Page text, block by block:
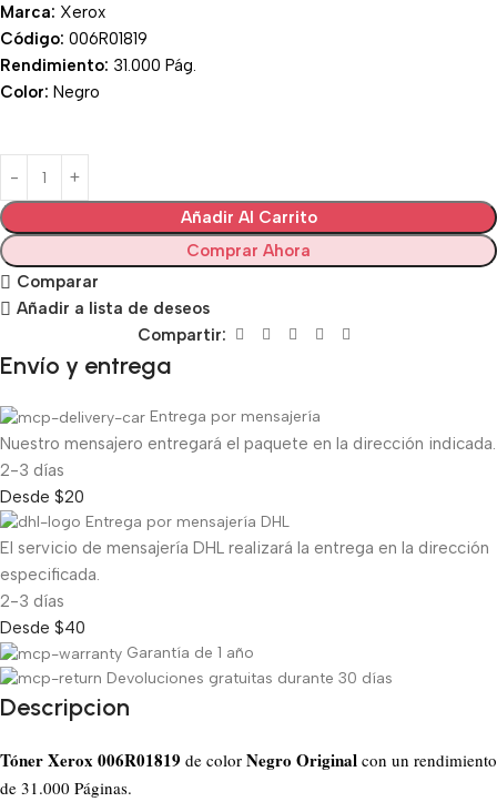
Marca: Xerox
Código: 006R01819
Rendimiento: 31.000 Pág.
Color: Negro
Añadir Al Carrito
Comprar Ahora
Comparar
Añadir a lista de deseos
Compartir:
Envío y entrega
Entrega por mensajería
Nuestro mensajero entregará el paquete en la dirección indicada.
2-3 días
Desde $20
Entrega por mensajería DHL
El servicio de mensajería DHL realizará la entrega en la dirección
especificada.
2-3 días
Desde $40
Garantía de 1 año
Devoluciones gratuitas durante 30 días
Descripcion
Tóner Xerox 006R01819 de color Negro Original con un rendimiento
de 31.000 Páginas.